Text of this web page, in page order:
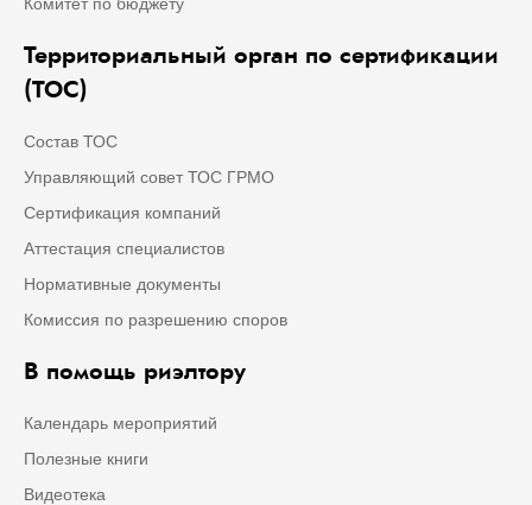
Территориальный орган по сертификации
(ТОС)
Состав ТОС
Управляющий совет ТОС ГРМО
Сертификация компаний
Аттестация специалистов
Нормативные документы
Комиссия по разрешению споров
В помощь риэлтору
Календарь мероприятий
Полезные книги
Видеотека